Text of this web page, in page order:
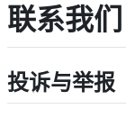
联系我们
投诉与举报